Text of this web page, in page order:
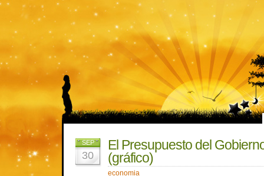
SEP
30
El Presupuesto del
(gráfico)
economia